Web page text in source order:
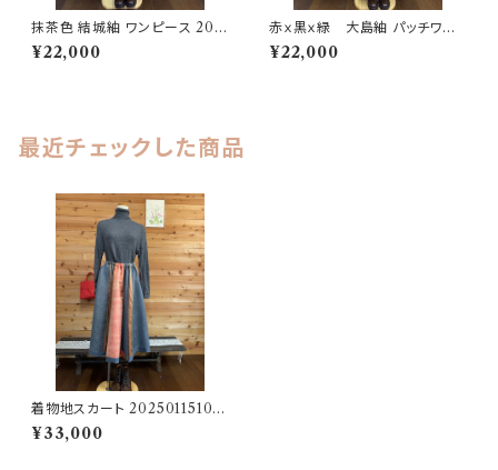
抹茶色 結城紬 ワンピース 202
504120929
¥22,000
赤ｘ黒ｘ緑 大島紬 パッチワー
クスカート 202504151711
¥22,000
最近チェックした商品
着物地スカート 20250115100
3
¥33,000